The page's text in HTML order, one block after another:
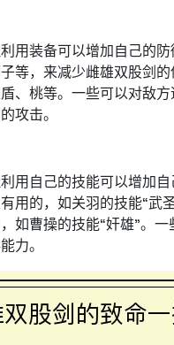
用装备可以增加自己的
等，来减少雌雄双股剑
、桃等。一些可以对敌
攻击。
用自己的技能可以增加
用的，如关羽的技能“武
如曹操的技能“奸雄”。
力。